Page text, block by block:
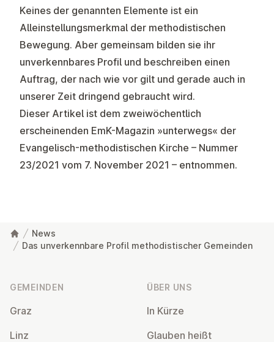
Keines der genannten Elemente ist ein
Alleinstellungsmerkmal der methodistischen
Bewegung. Aber gemeinsam bilden sie ihr
unverkennbares Profil und beschreiben einen
Auftrag, der nach wie vor gilt und gerade auch in
unserer Zeit dringend gebraucht wird.
Dieser Artikel ist dem zweiwöchentlich
erscheinenden EmK-Magazin »unterwegs« der
Evangelisch-methodistischen Kirche – Nummer
23/2021 vom 7. November 2021 – entnommen.
News
Das unverkennbare Profil methodistischer Gemeinden
GEMEINDEN
Graz
Linz
ÜBER UNS
In Kürze
Glauben heißt